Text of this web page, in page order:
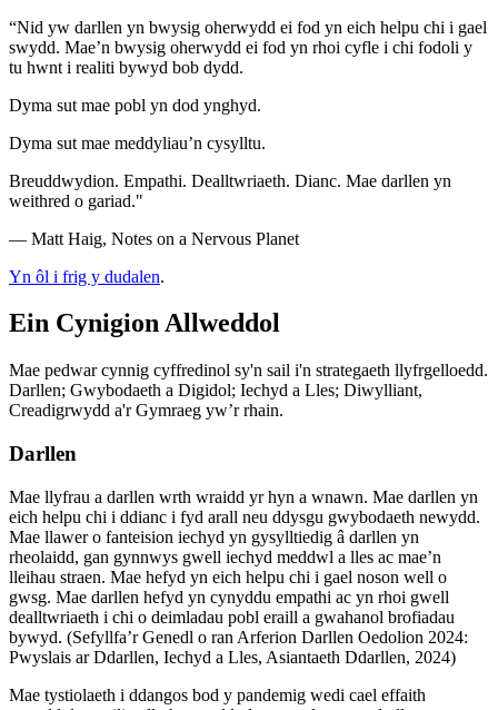
“Nid yw darllen yn bwysig oherwydd ei fod yn eich helpu chi i gael
swydd. Mae’n bwysig oherwydd ei fod yn rhoi cyfle i chi fodoli y
tu hwnt i realiti bywyd bob dydd.
Dyma sut mae pobl yn dod ynghyd.
Dyma sut mae meddyliau’n cysylltu.
Breuddwydion. Empathi. Dealltwriaeth. Dianc. Mae darllen yn
weithred o gariad."
― Matt Haig, Notes on a Nervous Planet
Yn ôl i frig y dudalen.
Ein Cynigion Allweddol
Mae pedwar cynnig cyffredinol sy'n sail i'n strategaeth llyfrgelloedd.
Darllen; Gwybodaeth a Digidol; Iechyd a Lles; Diwylliant,
Creadigrwydd a'r Gymraeg yw’r rhain.
Darllen
Mae llyfrau a darllen wrth wraidd yr hyn a wnawn. Mae darllen yn
eich helpu chi i ddianc i fyd arall neu ddysgu gwybodaeth newydd.
Mae llawer o fanteision iechyd yn gysylltiedig â darllen yn
rheolaidd, gan gynnwys gwell iechyd meddwl a lles ac mae’n
lleihau straen. Mae hefyd yn eich helpu chi i gael noson well o
gwsg. Mae darllen hefyd yn cynyddu empathi ac yn rhoi gwell
dealltwriaeth i chi o deimladau pobl eraill a gwahanol brofiadau
bywyd. (Sefyllfa’r Genedl o ran Arferion Darllen Oedolion 2024:
Pwyslais ar Ddarllen, Iechyd a Lles, Asiantaeth Ddarllen, 2024)
Mae tystiolaeth i ddangos bod y pandemig wedi cael effaith